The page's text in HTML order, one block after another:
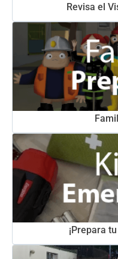
Revisa el
¡Prepara